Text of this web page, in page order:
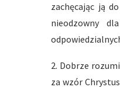
zachęcając ją
nieodzowny
2. Dobrze
za wzór